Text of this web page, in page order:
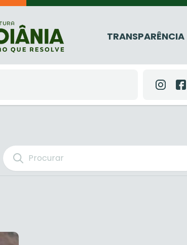
TRANSPARÊNCIA